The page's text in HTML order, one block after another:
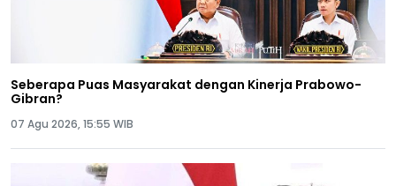
Seberapa Puas Masyarakat dengan Kinerja Prabowo-
Gibran?
07 Agu 2026, 15:55 WIB